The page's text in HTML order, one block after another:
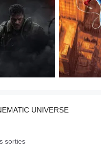
UNIVERSE
sorties